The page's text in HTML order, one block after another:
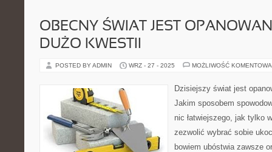
OBECNY ŚWIAT JEST
DUŻO KWESTII
POSTED BY ADMIN WRZ - 27 - 2025 MOŻLIWOŚĆ
Dzisiejszy świat jest
Jakim sposobem
nic łatwiejszego, jak tylko
zezwolić wybrać sobie
bowiem ubóstwia zawsze